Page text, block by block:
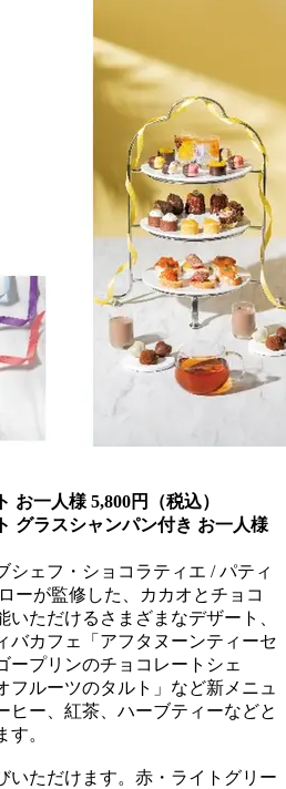
お一人様 5,800円（税込）
グラスシャンパン付き お一人様
シェフ・ショコラティエ / パティ
ーが監修した、カカオとチョコ
いただけるさまざまなデザート、
バカフェ「アフタヌーンティーセ
ープリンのチョコレートシェ
フルーツのタルト」など新メニュ
ヒー、紅茶、ハーブティーなどと
。
いただけます。赤・ライトグリー